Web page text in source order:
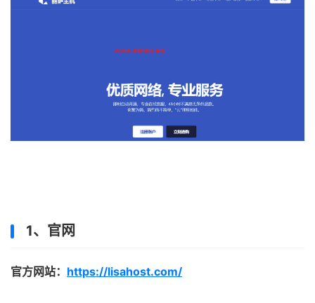
1、官网
官方网站： https://lisahost.com/